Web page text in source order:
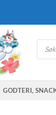
search
GODTERI,